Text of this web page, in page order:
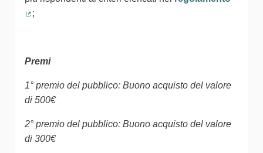
;
Premi
1° premio del pubblico: Buono acquisto del valore
di 500€
2° premio del pubblico: Buono acquisto del valore
di 300€